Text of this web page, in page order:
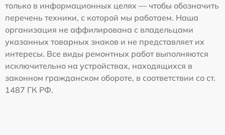
только в информационных целях — чтобы обозначить
перечень техники, с которой мы работаем. Наша
организация не аффилирована с владельцами
указанных товарных знаков и не представляет их
интересы. Все виды ремонтных работ выполняются
исключительно на устройствах, находящихся в
законном гражданском обороте, в соответствии со ст.
1487 ГК РФ.